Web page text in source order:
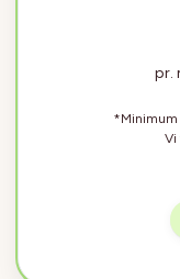
pr.
*Minimum
Vi